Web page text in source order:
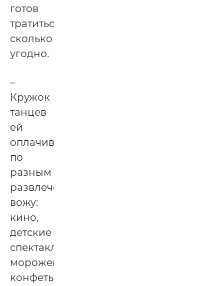
готов
тратиться
сколько
угодно.
–
Кружок
танцев
ей
оплачиваю,
по
разным
развлечениям
вожу:
кино,
детские
спектакли,
мороженое,
конфеты…